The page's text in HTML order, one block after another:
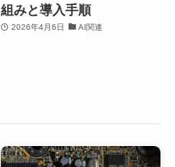
組みと導入手順
2026年4月6日 AI関連